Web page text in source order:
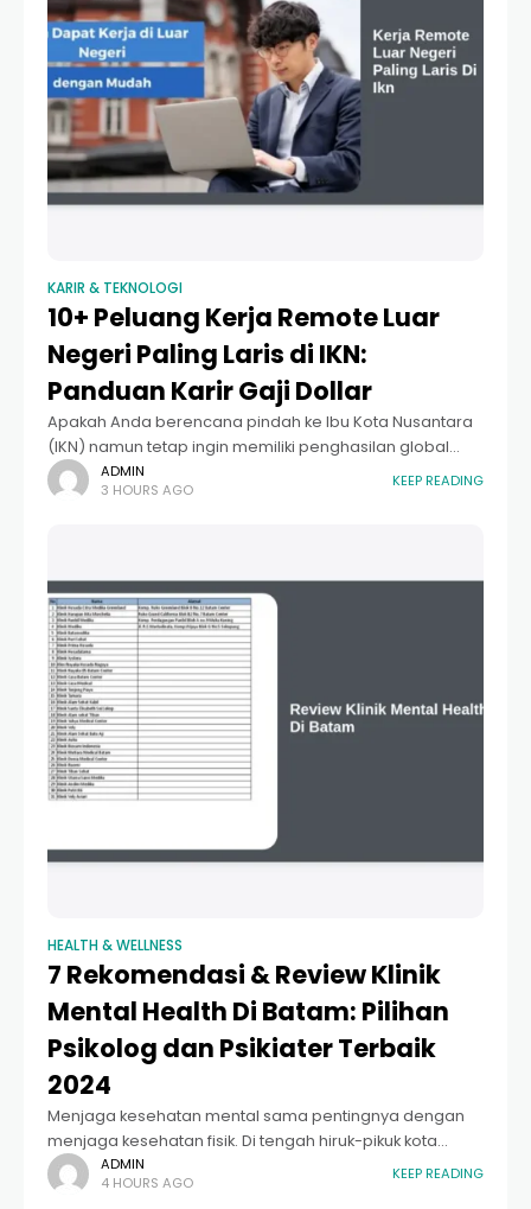
KARIR & TEKNOLOGI
10+ Peluang Kerja Remote Luar
Negeri Paling Laris di IKN:
Panduan Karir Gaji Dollar
Apakah Anda berencana pindah ke Ibu Kota Nusantara
(IKN) namun tetap ingin memiliki penghasilan global
dalam mata uang asing? Mencari kerja remote luar
negeri paling laris di IKN adalah langkah
ADMIN
3 HOURS AGO
KEEP READING
HEALTH & WELLNESS
7 Rekomendasi & Review Klinik
Mental Health Di Batam: Pilihan
Psikolog dan Psikiater Terbaik
2024
Menjaga kesehatan mental sama pentingnya dengan
menjaga kesehatan fisik. Di tengah hiruk-pikuk kota
industri seperti Batam, tekanan pekerjaan, dinamika
keluarga, hingga masalah personal seringkali menjadi
ADMIN
4 HOURS AGO
KEEP READING